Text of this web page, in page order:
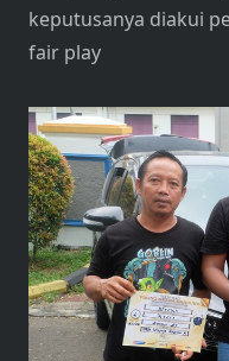
keputusanya diakui
fair play